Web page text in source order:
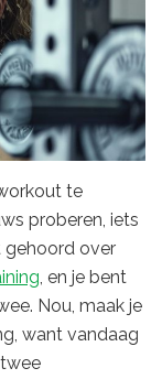
te
proberen, iets
gehoord over
, en je bent
Nou, maak je
want vandaag